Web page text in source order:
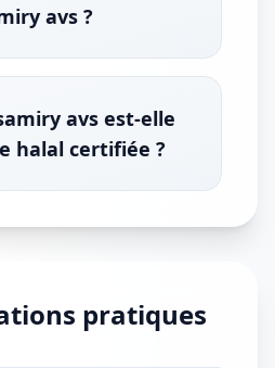
avs ?
avs est-elle
halal certifiée ?
pratiques